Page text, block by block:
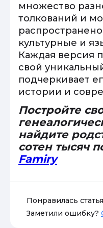
множество
толкований и
культурные и
Каждая версия
свой
подчеркивает
истории и
Постройте
найдите
сотен тысяч
Famiry
Понравилась
Заметили ошибку?